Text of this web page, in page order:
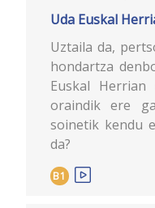
Uda Euskal
Uztaila da,
hondartza
Euskal
oraindik ere
soinetik kendu
da?
B1